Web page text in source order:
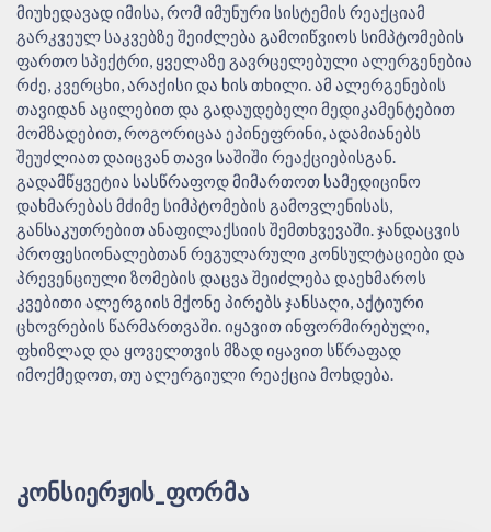
მიუხედავად იმისა, რომ იმუნური სისტემის რეაქციამ
გარკვეულ საკვებზე შეიძლება გამოიწვიოს სიმპტომების
ფართო სპექტრი, ყველაზე გავრცელებული ალერგენებია
რძე, კვერცხი, არაქისი და ხის თხილი. ამ ალერგენების
თავიდან აცილებით და გადაუდებელი მედიკამენტებით
მომზადებით, როგორიცაა ეპინეფრინი, ადამიანებს
შეუძლიათ დაიცვან თავი საშიში რეაქციებისგან.
გადამწყვეტია სასწრაფოდ მიმართოთ სამედიცინო
დახმარებას მძიმე სიმპტომების გამოვლენისას,
განსაკუთრებით ანაფილაქსიის შემთხვევაში. ჯანდაცვის
პროფესიონალებთან რეგულარული კონსულტაციები და
პრევენციული ზომების დაცვა შეიძლება დაეხმაროს
კვებითი ალერგიის მქონე პირებს ჯანსაღი, აქტიური
ცხოვრების წარმართვაში. იყავით ინფორმირებული,
ფხიზლად და ყოველთვის მზად იყავით სწრაფად
იმოქმედოთ, თუ ალერგიული რეაქცია მოხდება.
ᲙᲝᲜᲡᲘᲔᲠᲟᲘᲡ_ᲤᲝᲠᲛᲐ